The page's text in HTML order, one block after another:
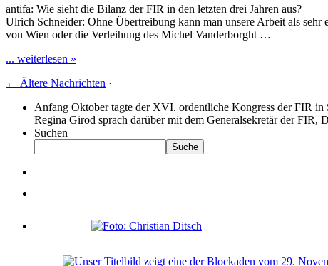
antifa: Wie sieht die Bilanz der FIR in den letzten drei Jahren aus?
Ulrich Schneider: Ohne Übertreibung kann man unsere Arbeit als
von Wien oder die Verleihung des Michel Vanderborght …
... weiterlesen »
← Ältere Nachrichten ·
Anfang Oktober tagte der XVI. ordentliche Kongress der FIR in
Regina Girod sprach darüber mit dem Generalsekretär der FIR,
Suchen
Suche